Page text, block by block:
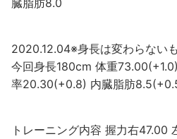
2020.12.04※身長は変わらない
今回身長180cm 体重
率20.30(+0.8) 内臓脂肪
トレーニング内容 握力右47.00